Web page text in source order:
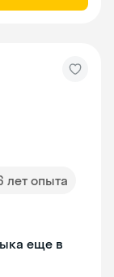
лет опыта
еще в